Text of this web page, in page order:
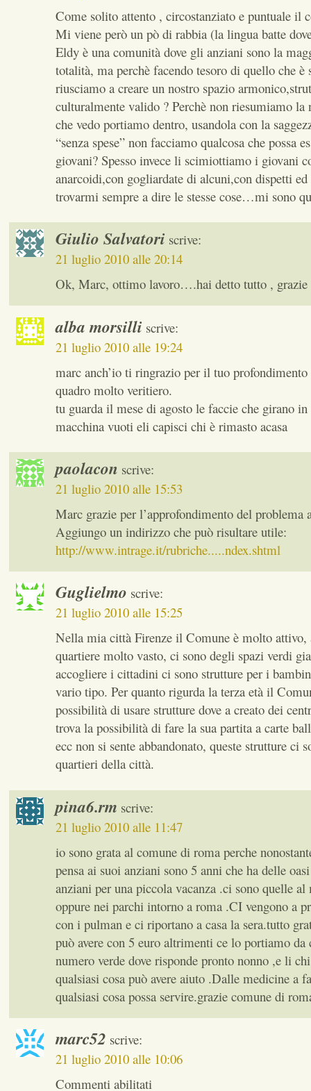
Come solito attento , circostanziato e puntuale il
Mi viene però un pò di rabbia (la lingua batte
Eldy è una comunità dove gli anziani sono la
totalità, ma perchè facendo tesoro di quello che è
riusciamo a creare un nostro spazio
culturalmente valido ? Perchè non riesumiamo la
che vedo portiamo dentro, usandola con la
“senza spese” non facciamo qualcosa che possa
giovani? Spesso invece li scimiottiamo i giovani
anarcoidi,con gogliardate di alcuni,con dispetti
trovarmi sempre a dire le stesse cose…mi sono
Giulio Salvatori scrive:
21 luglio 2010 alle 20:14
Ok, Marc, ottimo lavoro….hai detto tutto , grazie
alba morsilli scrive:
21 luglio 2010 alle 19:24
marc anch’io ti ringrazio per il tuo profondimento
quadro molto veritiero.
tu guarda il mese di agosto le faccie che girano
macchina vuoti eli capisci chi è rimasto acasa
paolacon scrive:
21 luglio 2010 alle 15:53
Marc grazie per l’approfondimento del problema
Aggiungo un indirizzo che può risultare utile:
http://www.intrage.it/rubriche.....ndex.shtml
Guglielmo scrive:
21 luglio 2010 alle 15:25
Nella mia città Firenze il Comune è molto attivo,
quartiere molto vasto, ci sono degli spazi verdi
accogliere i cittadini ci sono strutture per i
vario tipo. Per quanto rigurda la terza età il
possibilità di usare strutture dove a creato dei
trova la possibilità di fare la sua partita a carte
ecc non si sente abbandonato, queste strutture ci
quartieri della città.
pina6.rm scrive:
21 luglio 2010 alle 11:47
io sono grata al comune di roma perche
pensa ai suoi anziani sono 5 anni che ha delle
anziani per una piccola vacanza .ci sono quelle
oppure nei parchi intorno a roma .CI vengono a
con i pulman e ci riportano a casa la sera.tutto
può avere con 5 euro altrimenti ce lo portiamo da
numero verde dove risponde pronto nonno ,e li
qualsiasi cosa può avere aiuto .Dalle medicine a
qualsiasi cosa possa servire.grazie comune di
marc52 scrive:
21 luglio 2010 alle 10:06
Commenti abilitati